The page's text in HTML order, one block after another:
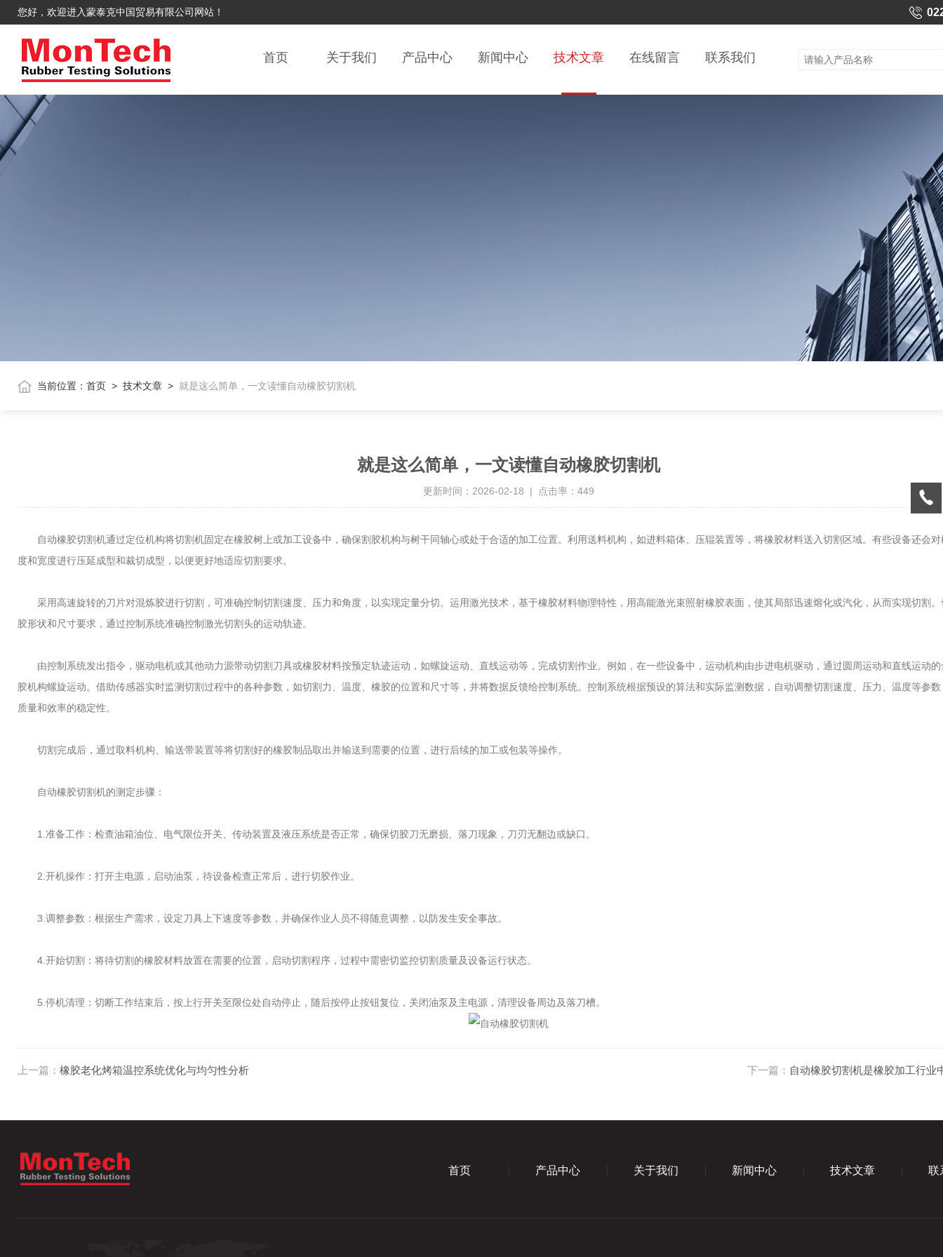
您好，欢迎进入蒙泰克中国贸易有限公司网站！
首页 关于我们 产品中心 新闻中心 技术文章 在线留言 联系我们
当前位置： 首页 > 技术文章 > 就是这么简单，一文读懂自动橡胶切割机
就是这么简单，一文读懂自动橡胶切割机
更新时间：2026-02-18 | 点击率：449
自动橡胶切割机通过定位机构将切割机固定在橡胶树上或加工设备中，确保割胶机构与树干同轴心或处于合适的加工位置。利用送料机构，如进料箱体、压辊装置等，将橡胶材料送入切割区域。有些设备还会
度和宽度进行压延成型和裁切成型，以便更好地适应切割要求。
采用高速旋转的刀片对混炼胶进行切割，可准确控制切割速度、压力和角度，以实现定量分切。运用激光技术，基于橡胶材料物理特性，用高能激光束照射橡胶表面，使其局部迅速熔化或汽化，从而实现切割
胶形状和尺寸要求，通过控制系统准确控制激光切割头的运动轨迹。
由控制系统发出指令，驱动电机或其他动力源带动切割刀具或橡胶材料按预定轨迹运动，如螺旋运动、直线运动等，完成切割作业。例如，在一些设备中，运动机构由步进电机驱动，通过圆周运动和直线运动
胶机构螺旋运动。借助传感器实时监测切割过程中的各种参数，如切割力、温度、橡胶的位置和尺寸等，并将数据反馈给控制系统。控制系统根据预设的算法和实际监测数据，自动调整切割速度、压力、温度等参
质量和效率的稳定性。
切割完成后，通过取料机构、输送带装置等将切割好的橡胶制品取出并输送到需要的位置，进行后续的加工或包装等操作。
自动橡胶切割机的测定步骤：
1.准备工作：检查油箱油位、电气限位开关、传动装置及液压系统是否正常，确保切胶刀无磨损、落刀现象，刀刃无翻边或缺口。
2.开机操作：打开主电源，启动油泵，待设备检查正常后，进行切胶作业。
3.调整参数：根据生产需求，设定刀具上下速度等参数，并确保作业人员不得随意调整，以防发生安全事故。
4.开始切割：将待切割的橡胶材料放置在需要的位置，启动切割程序，过程中需密切监控切割质量及设备运行状态。
5.停机清理：切断工作结束后，按上行开关至限位处自动停止，随后按停止按钮复位，关闭油泵及主电源，清理设备周边及落刀槽。
上一篇： 橡胶老化烤箱温控系统优化与均匀性分析 下一篇： 自动橡胶切割机是橡胶加工行业
首页 产品中心 关于我们 新闻中心 技术文章 联